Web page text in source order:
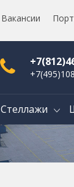
Вакансии
Стеллажи